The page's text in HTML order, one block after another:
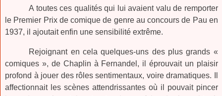
A toutes ces qualités qui lui avaient valu de remporter
le Premier Prix de comique de genre au concours de Pau en
1937, il ajoutait enfin une sensibilité extrême.
Rejoignant en cela quelques-uns des plus grands «
comiques », de Chaplin à Fernandel, il éprouvait un plaisir
profond à jouer des rôles sentimentaux, voire dramatiques. Il
affectionnait les scènes attendrissantes où il pouvait pincer